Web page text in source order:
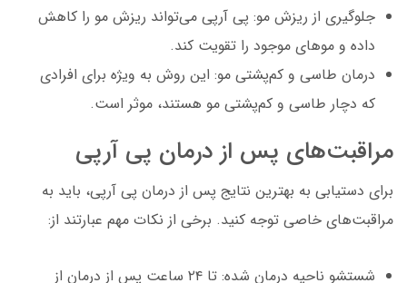
جلوگیری از ریزش مو: پی آرپی می‌تواند ریزش مو را کاهش
داده و موهای موجود را تقویت کند.
درمان طاسی و کم‌پشتی مو: این روش به ویژه برای افرادی
که دچار طاسی و کم‌پشتی مو هستند، موثر است.
مراقبت‌های پس از درمان پی آرپی
برای دستیابی به بهترین نتایج پس از درمان پی آرپی، باید به
مراقبت‌های خاصی توجه کنید. برخی از نکات مهم عبارتند از:
شستشو ناحیه درمان شده: تا ۲۴ ساعت پس از درمان از